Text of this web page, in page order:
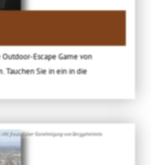
Escape Game von
Tauchen Sie in ein in die
Mit freundlicher Genehmigung von Berggeheimnis